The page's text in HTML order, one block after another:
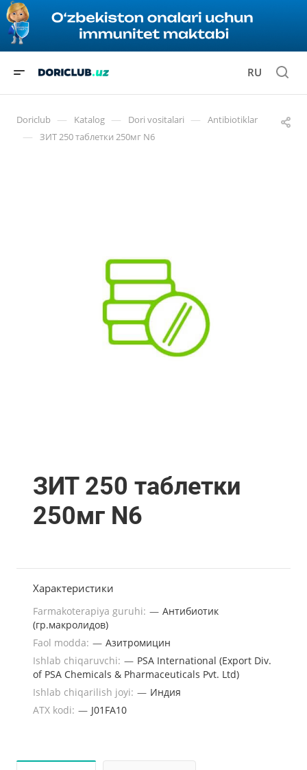
RU
Doriclub — Katalog — Dori vositalari — Antibiotiklar
— ЗИТ 250 таблетки 250мг N6
ЗИТ 250 таблетки
250мг N6
Характеристики
Farmakoterapiya guruhi: — Антибиотик
(гр.макролидов)
Faol modda: — Азитромицин
Ishlab chiqaruvchi: — PSA International (Export Div.
of PSA Chemicals & Pharmaceuticals Pvt. Ltd)
Ishlab chiqarilish joyi: — Индия
ATX kodi: — J01FA10